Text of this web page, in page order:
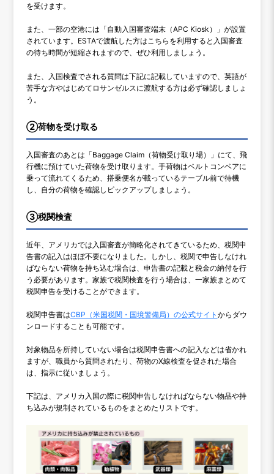
を受けます。
また、一部の空港には「自動入国審査端末（APC Kiosk）」が設置
されています。ESTAで渡航した方はこちらを利用すると入国審査
の待ち時間が短縮されますので、ぜひ利用しましょう。
また、入国検査でされる質問は下記に記載していますので、英語が
苦手な方やはじめてロサンゼルスに渡航する方は必ず確認しましょ
う。
②荷物を受け取る
入国審査のあとは「Baggage Claim（荷物受け取り場）」にて、飛
行機に預けていた荷物を受け取ります。手荷物はベルトコンベアに
乗って流れてくるため、搭乗便名が載っているテーブル前で待機
し、自分の荷物を確認しピックアップしましょう。
③税関検査
近年、アメリカでは入国審査が簡略化されてきているため、税関申
告書の記入はほぼ不要になりました。しかし、税関で申告しなけれ
ばならない荷物を持ち込む場合は、申告書の記載と税金の納付を行
う必要があります。家族で税関検査を行う場合は、一家族まとめて
税関申告を受けることができます。
税関申告書はCBP（米国税関・国境警備局）の公式サイト からダウ
ンロードすることも可能です。
対象物品を所持していない場合は税関申告書への記入などは省かれ
ますが、職員から質問されたり、荷物のX線検査を促された場合
は、指示に従いましょう。
下記は、アメリカ入国の際に税関申告しなければならない物品や持
ち込みが規制されているものをまとめたリストです。